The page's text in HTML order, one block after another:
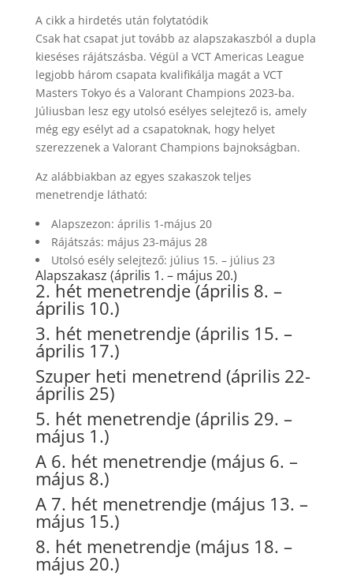
A cikk a hirdetés után folytatódik
Csak hat csapat jut tovább az alapszakaszból a dupla
kieséses rájátszásba. Végül a VCT Americas League
legjobb három csapata kvalifikálja magát a VCT
Masters Tokyo és a Valorant Champions 2023-ba.
Júliusban lesz egy utolsó esélyes selejtező is, amely
még egy esélyt ad a csapatoknak, hogy helyet
szerezzenek a Valorant Champions bajnokságban.
Az alábbiakban az egyes szakaszok teljes
menetrendje látható:
Alapszezon: április 1-május 20
Rájátszás: május 23-május 28
Utolsó esély selejtező: július 15. – július 23
Alapszakasz (április 1. – május 20.)
2. hét menetrendje (április 8. –
április 10.)
3. hét menetrendje (április 15. –
április 17.)
Szuper heti menetrend (április 22-
április 25)
5. hét menetrendje (április 29. –
május 1.)
A 6. hét menetrendje (május 6. –
május 8.)
A 7. hét menetrendje (május 13. –
május 15.)
8. hét menetrendje (május 18. –
május 20.)